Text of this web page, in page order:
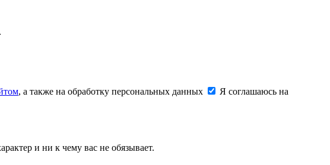
, а также на обработку персональных данных
Я соглашаюсь на
и ни к чему вас не обязывает.